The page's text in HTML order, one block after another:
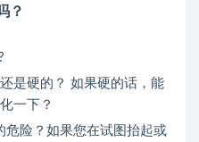
？
是硬的？ 如果硬的话，能
一下？
险？如果您在试图抬起或